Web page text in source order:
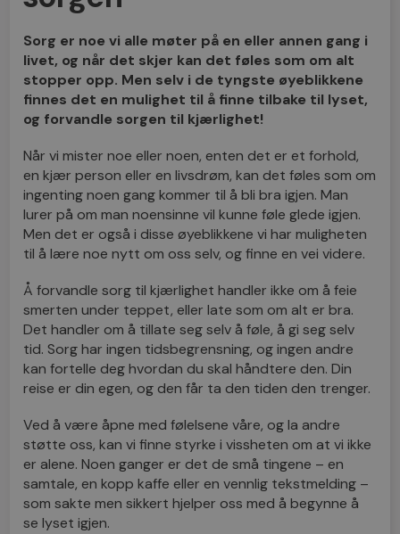
Sorg er noe vi alle møter på en eller annen gang i
livet, og når det skjer kan det føles som om alt
stopper opp. Men selv i de tyngste øyeblikkene
finnes det en mulighet til å finne tilbake til lyset,
og forvandle sorgen til kjærlighet!
Når vi mister noe eller noen, enten det er et forhold,
en kjær person eller en livsdrøm, kan det føles som om
ingenting noen gang kommer til å bli bra igjen. Man
lurer på om man noensinne vil kunne føle glede igjen.
Men det er også i disse øyeblikkene vi har muligheten
til å lære noe nytt om oss selv, og finne en vei videre.
Å forvandle sorg til kjærlighet handler ikke om å feie
smerten under teppet, eller late som om alt er bra.
Det handler om å tillate seg selv å føle, å gi seg selv
tid. Sorg har ingen tidsbegrensning, og ingen andre
kan fortelle deg hvordan du skal håndtere den. Din
reise er din egen, og den får ta den tiden den trenger.
Ved å være åpne med følelsene våre, og la andre
støtte oss, kan vi finne styrke i vissheten om at vi ikke
er alene. Noen ganger er det de små tingene – en
samtale, en kopp kaffe eller en vennlig tekstmelding –
som sakte men sikkert hjelper oss med å begynne å
se lyset igjen.